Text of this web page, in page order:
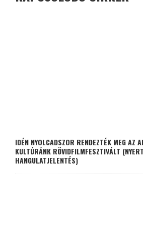
IDÉN NYOLCADSZOR RENDEZTÉK MEG AZ
KULTÚRÁNK RÖVIDFILMFESZTIVÁLT
HANGULATJELENTÉS)